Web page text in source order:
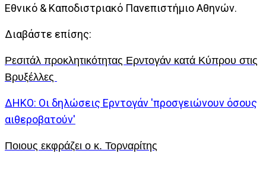
Εθνικό & Καποδιστριακό Πανεπιστήμιο Αθηνών.
Διαβάστε επίσης:
Ρεσιτάλ προκλητικότητας Ερντογάν κατά Κύπρου στις
Βρυξέλλες
ΔΗΚΟ: Οι δηλώσεις Ερντογάν 'προσγειώνουν όσους
αιθεροβατούν'
Ποιους εκφράζει ο κ. Τορναρίτης